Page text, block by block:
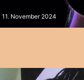
11. November 2024